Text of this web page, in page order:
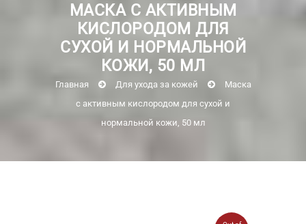
МАСКА С АКТИВНЫМ
КИСЛОРОДОМ ДЛЯ
СУХОЙ И НОРМАЛЬНОЙ
КОЖИ, 50 МЛ
Главная Для ухода за кожей
Маска
с активным кислородом для сухой и
нормальной кожи, 50 мл